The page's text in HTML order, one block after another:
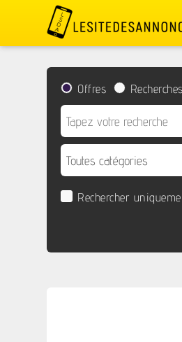
Offres Recherches
Rechercher